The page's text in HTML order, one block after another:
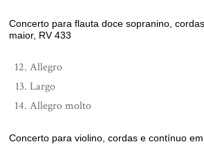
Concerto para flauta doce sopranino,
maior, RV 433
Allegro
Largo
Allegro molto
Concerto para violino, cordas e contínuo